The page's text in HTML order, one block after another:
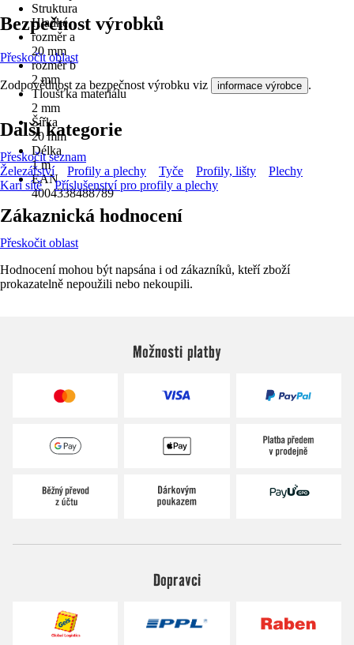
Struktura
Hladké
rozměr a
20 mm
rozměr b
2 mm
Tloušťka materiálu
2 mm
Šířka
20 mm
Délka
1 m
EAN
4004338488789
Bezpečnost výrobků
Přeskočit oblast
Zodpovědnost za bezpečnost výrobku viz informace výrobce .
Další kategorie
Přeskočit seznam
Železářství
Profily a plechy Tyče Profily, lišty
Plechy
Kari sítě
Příslušenství pro profily a plechy
Zákaznická hodnocení
Přeskočit oblast
Hodnocení mohou být napsána i od zákazníků, kteří zboží
prokazatelně nepoužili nebo nekoupili.
Možnosti platby
Dopravci